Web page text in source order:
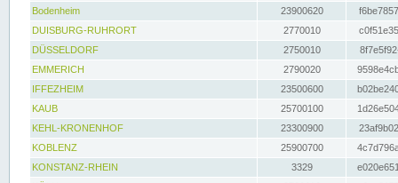
Bodenheim
23900620
DUISBURG-RUHRORT
2770010
DÜSSELDORF
2750010
EMMERICH
2790020
IFFEZHEIM
23500600
KAUB
25700100
KEHL-KRONENHOF
23300900
KOBLENZ
25900700
KONSTANZ-RHEIN
3329